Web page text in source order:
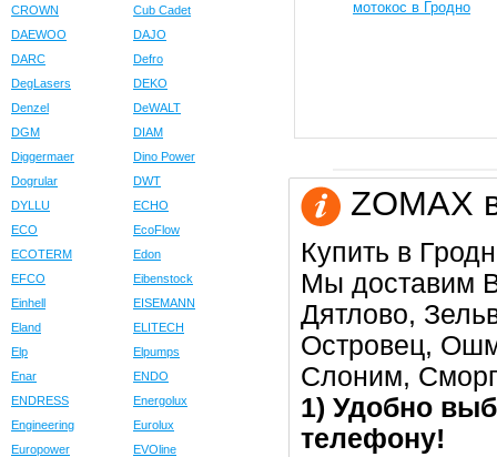
CROWN
Cub Cadet
DAEWOO
DAJO
DARC
Defro
DegLasers
DEKO
Denzel
DeWALT
DGM
DIAM
Diggermaer
Dino Power
Dogrular
DWT
DYLLU
ECHO
ECO
EcoFlow
ECOTERM
Edon
EFCO
Eibenstock
Einhell
EISEMANN
Eland
ELITECH
Elp
Elpumps
Enar
ENDO
ENDRESS
Energolux
Engineering
Eurolux
Europower
EVOline
ZOMAX
Купить в
Мы доставим
Дятлово,
Островец,
Слоним,
1) Удобно
телефону!